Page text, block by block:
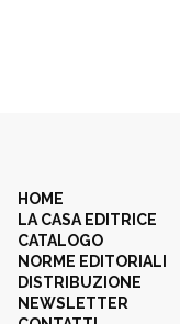
HOME
LA CASA EDITRICE
CATALOGO
NORME EDITORIALI
DISTRIBUZIONE
NEWSLETTER